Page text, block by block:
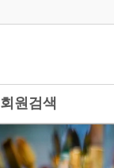
회원검색